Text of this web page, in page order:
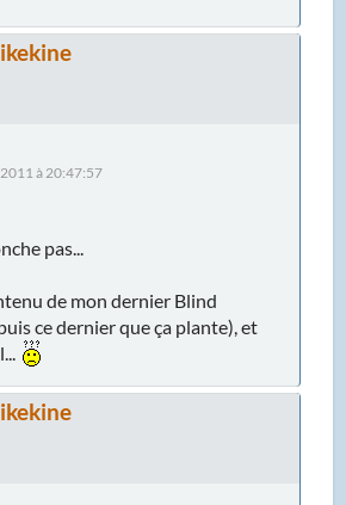
à 20:47:57
pas...
de mon dernier Blind
ce dernier que ça plante), et